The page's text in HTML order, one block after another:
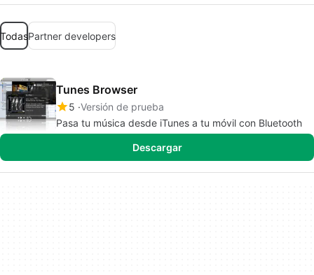
TodasPartner developers
Tunes Browser
5 Versión de prueba
Pasa tu música desde iTunes a tu móvil con Bluetooth
Descargar